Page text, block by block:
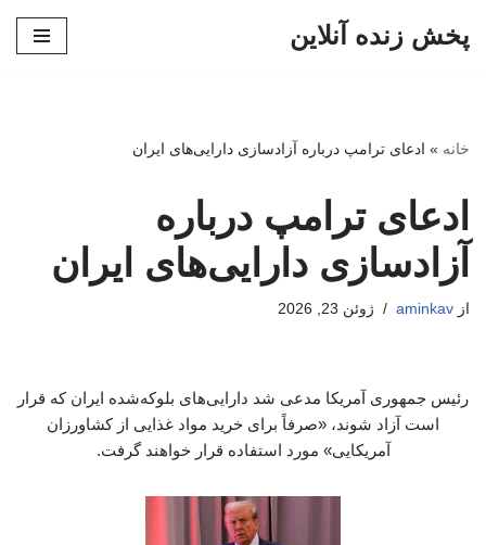
پخش زنده آنلاین
خانه » ادعای ترامپ درباره آزادسازی دارایی‌های ایران
ادعای ترامپ درباره
آزادسازی دارایی‌های ایران
از aminkav ژوئن 23, 2026
رئیس جمهوری آمریکا مدعی شد دارایی‌های بلوکه‌شده ایران که قرار
است آزاد شوند، «صرفاً برای خرید مواد غذایی از کشاورزان
آمریکایی» مورد استفاده قرار خواهند گرفت.